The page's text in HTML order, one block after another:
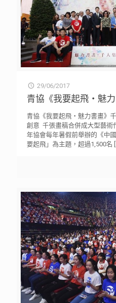
29/06/2017
青協《我要起飛‧魅
青協《我要起飛‧魅力書畫》
創意 千張畫稿合併成大型藝術
年協會每年暑假前舉辦的《中
要起飛」為主題，超過1,500名